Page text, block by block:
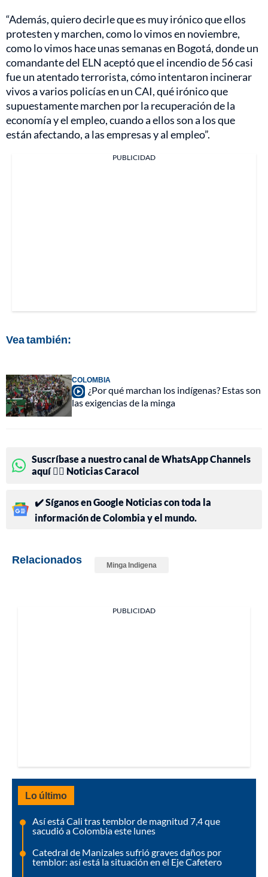
“Además, quiero decirle que es muy irónico que ellos
protesten y marchen, como lo vimos en noviembre,
como lo vimos hace unas semanas en Bogotá, donde un
comandante del ELN aceptó que el incendio de 56 casi
fue un atentado terrorista, cómo intentaron incinerar
vivos a varios policías en un CAI, qué irónico que
supuestamente marchen por la recuperación de la
economía y el empleo, cuando a ellos son a los que
están afectando, a las empresas y al empleo”.
PUBLICIDAD
Vea también:
COLOMBIA
¿Por qué marchan los indígenas? Estas son
las exigencias de la minga
Suscríbase a nuestro canal de WhatsApp Channels
aquí 👉🏻 Noticias Caracol
✔️ Síganos en Google Noticias con toda la
información de Colombia y el mundo.
Relacionados Minga Indigena
PUBLICIDAD
Lo último
Así está Cali tras temblor de magnitud 7,4 que
sacudió a Colombia este lunes
Catedral de Manizales sufrió graves daños por
temblor: así está la situación en el Eje Cafetero